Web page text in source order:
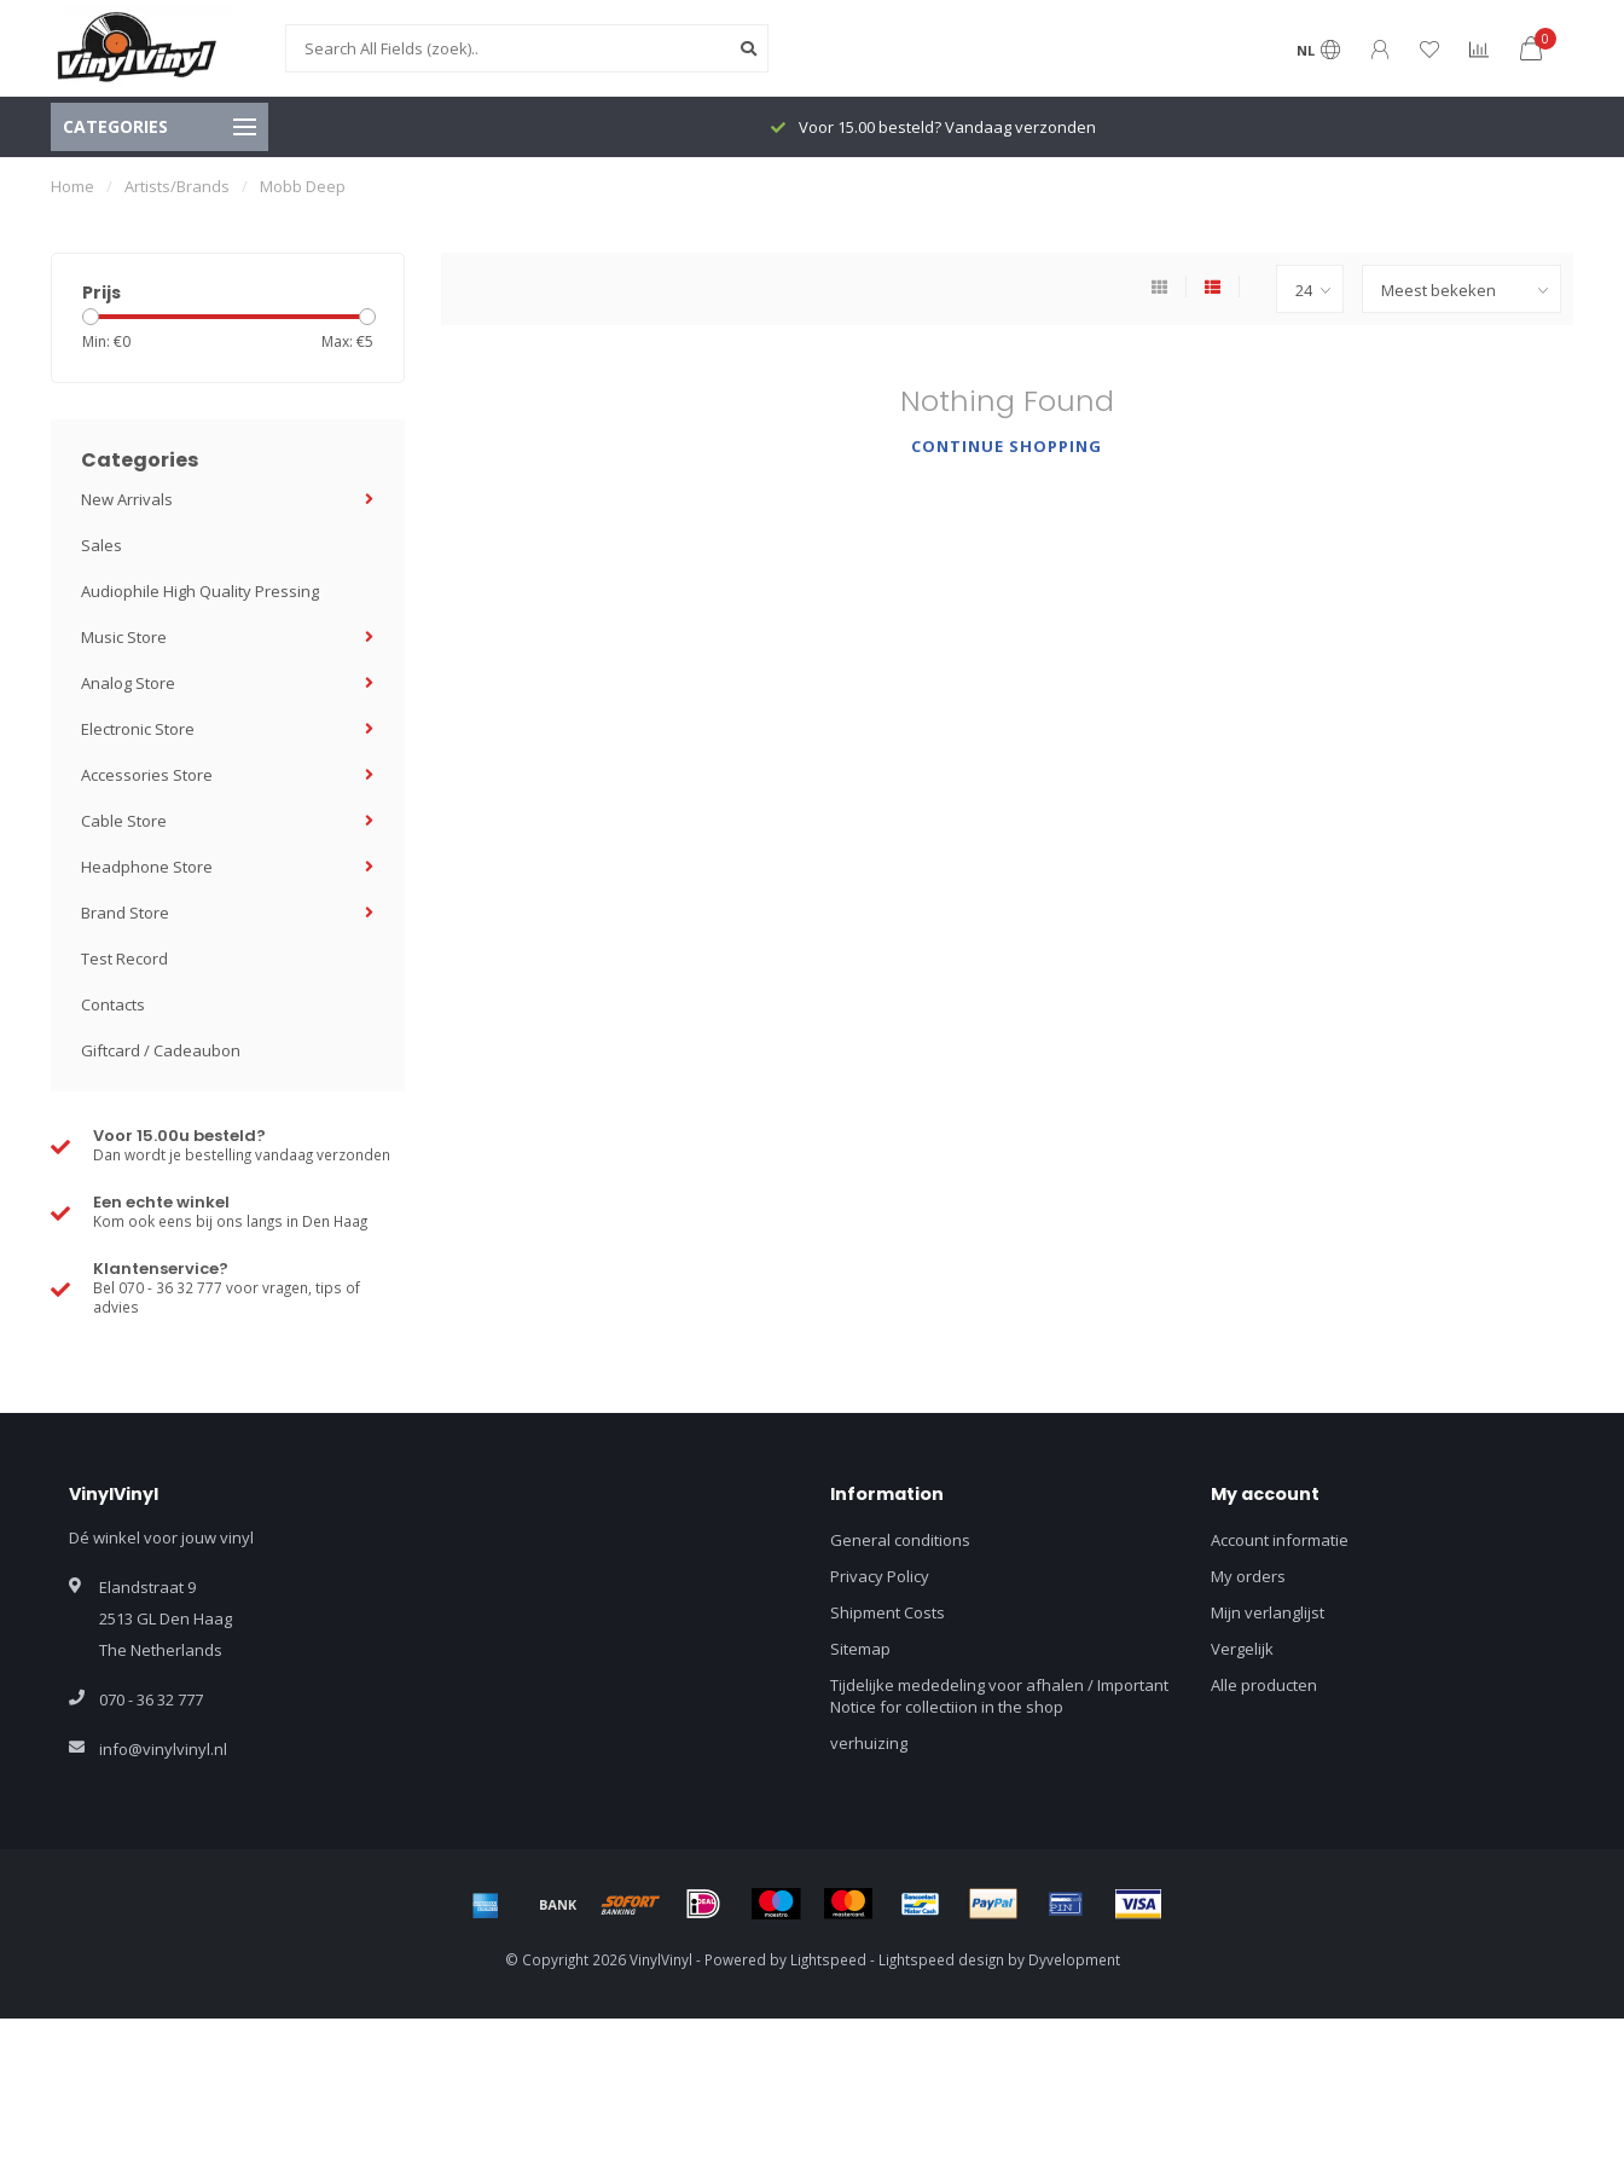
NL
0
CATEGORIES Voor 15.00 besteld? Vandaag verzonden
Home / Artists/Brands / Mobb Deep
Prijs
Min: €0 Max: €5
Categories
New Arrivals
Sales
Audiophile High Quality Pressing
Music Store
Analog Store
Electronic Store
Accessories Store
Cable Store
Headphone Store
Brand Store
Test Record
Contacts
Giftcard / Cadeaubon
Voor 15.00u besteld?
Dan wordt je bestelling vandaag verzonden
Een echte winkel
Kom ook eens bij ons langs in Den Haag
Klantenservice?
Bel 070 - 36 32 777 voor vragen, tips of
advies
Nothing Found
CONTINUE SHOPPING
VinylVinyl
Dé winkel voor jouw vinyl
Elandstraat 9
2513 GL Den Haag
The Netherlands
070 - 36 32 777
info@vinylvinyl.nl
Information
General conditions
Privacy Policy
Shipment Costs
Sitemap
Tijdelijke mededeling voor afhalen / Important
Notice for collectiion in the shop
verhuizing
My account
Account informatie
My orders
Mijn verlanglijst
Vergelijk
Alle producten
© Copyright 2026 VinylVinyl - Powered by Lightspeed - Lightspeed design by Dyvelopment